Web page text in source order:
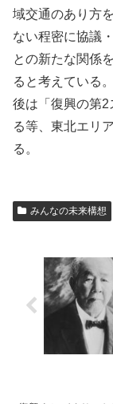
域交通のあり方
ない程密に協議
との新たな関係
ると考えている
後は「復興の第2
る等、東北エリ
る。
みんなの未来構想